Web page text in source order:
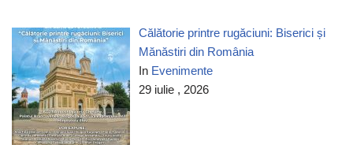
Călătorie printre rugăciuni: Biserici și
Mănăstiri din România
In Evenimente
29 iulie , 2026